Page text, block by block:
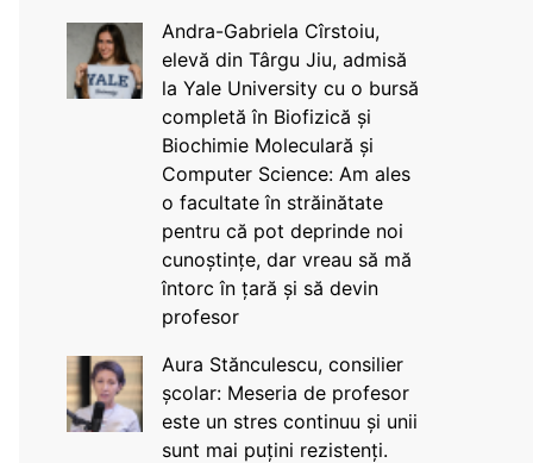
Andra-Gabriela Cîrstoiu,
elevă din Târgu Jiu, admisă
la Yale University cu o bursă
completă în Biofizică și
Biochimie Moleculară și
Computer Science: Am ales
o facultate în străinătate
pentru că pot deprinde noi
cunoștințe, dar vreau să mă
întorc în țară și să devin
profesor
Aura Stănculescu, consilier
școlar: Meseria de profesor
este un stres continuu și unii
sunt mai puțini rezistenți.